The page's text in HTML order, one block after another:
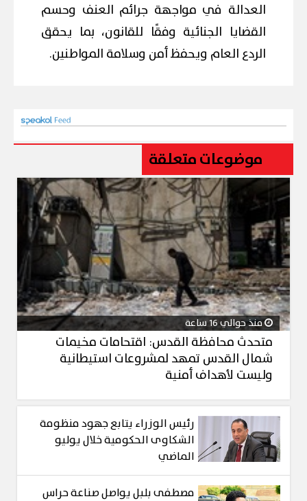
العدالة في مواجهة جرائم العنف وحسم
القضايا الجنائية وفقًا للقانون، بما يحقق
الردع العام ويحفظ أمن وسلامة المواطنين.
موضوعات متعلقة
منذ حوالي 16 ساعة
متحدث محافظة القدس: اقتحامات مخيمات
شمال القدس تمهد لمشروعات استيطانية
وليست لأهداف أمنية
رئيس الوزراء يتابع جهود منظومة
الشكاوى الحكومية خلال يوليو
الماضي
مصطفى بلبل يواصل صناعة حراس